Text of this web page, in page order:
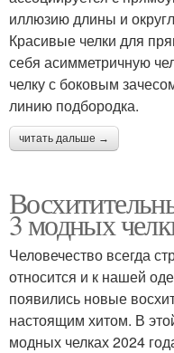
иллюзию длины и
Красивые челки для
себя асимметричную
челку с боковым
линию подбородка.
читать дальше →
3 модных
Человечество всегда
относится и к нашей
появились новые
настоящим хитом. В
модных челках 2024